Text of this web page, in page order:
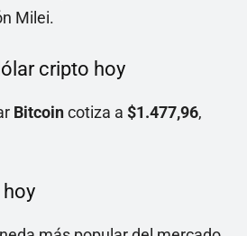
Milei.
cripto hoy
Bitcoincotiza a $1.477,96,